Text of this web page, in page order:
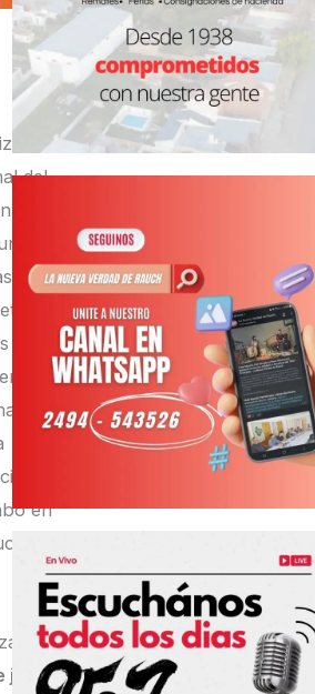
del
a
y
y
la
en
junio